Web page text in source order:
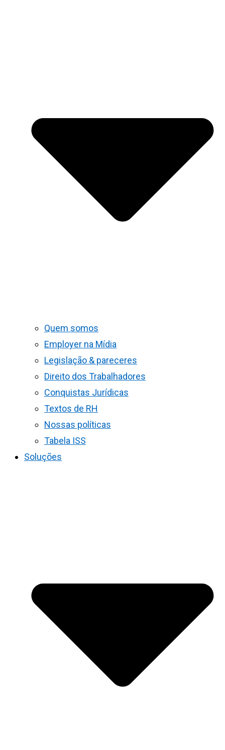
Quem somos
Employer na Mídia
Legislação & pareceres
Direito dos Trabalhadores
Conquistas Jurídicas
Textos de RH
Nossas políticas
Tabela ISS
Soluções